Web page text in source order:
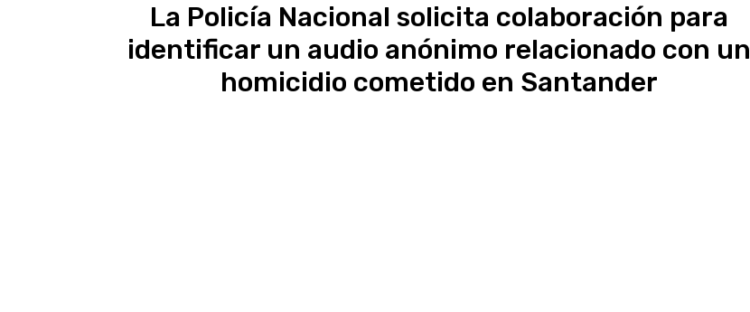
La Policía Nacional solicita colaboración para
identificar un audio anónimo relacionado con un
homicidio cometido en Santander